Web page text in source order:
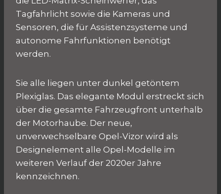
Tagfahrlicht sowie die Kameras und
Sensoren, die für Assistenzsysteme und
autonome Fahrfunktionen benötigt
werden.
Sie alle liegen unter dunkel getöntem
Plexiglas. Das elegante Modul erstreckt sich
über die gesamte Fahrzeugfront unterhalb
der Motorhaube. Der neue,
unverwechselbare Opel-Vizor wird als
Designelement alle Opel-Modelle im
weiteren Verlauf der 2020er Jahre
kennzeichnen.